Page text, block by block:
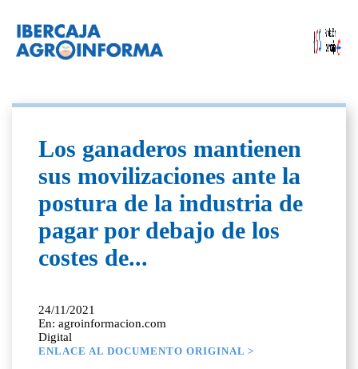
Los ganaderos mantienen
sus movilizaciones ante la
postura de la industria de
pagar por debajo de los
costes de...
24/11/2021
En: agroinformacion.com
Digital
ENLACE AL DOCUMENTO ORIGINAL >